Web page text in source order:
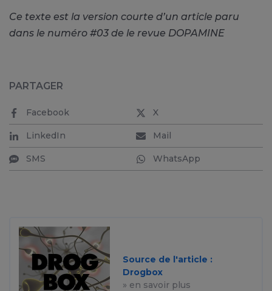
Ce texte est la version courte d’un article paru
dans le numéro #03 de le revue DOPAMINE
PARTAGER
Facebook X
LinkedIn Mail
SMS WhatsApp
Source de l'article :
Drogbox
» en savoir plus